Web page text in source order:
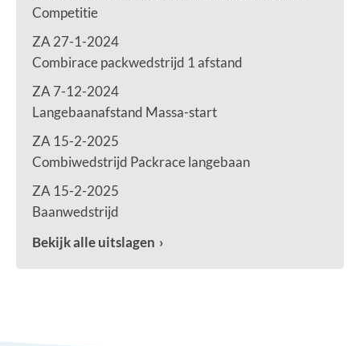
Competitie
ZA 27-1-2024
Combirace packwedstrijd 1 afstand
ZA 7-12-2024
Langebaanafstand Massa-start
ZA 15-2-2025
Combiwedstrijd Packrace langebaan
ZA 15-2-2025
Baanwedstrijd
Bekijk alle uitslagen